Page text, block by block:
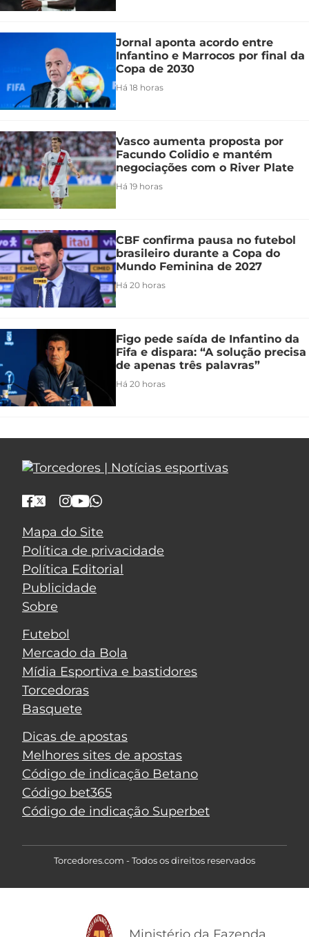
Jornal aponta acordo entre
Infantino e Marrocos por final da
Copa de 2030
Há 18 horas
Vasco aumenta proposta por
Facundo Colidio e mantém
negociações com o River Plate
Há 19 horas
CBF confirma pausa no futebol
brasileiro durante a Copa do
Mundo Feminina de 2027
Há 20 horas
Figo pede saída de Infantino da
Fifa e dispara: “A solução precisa
de apenas três palavras”
Há 20 horas
Mapa do Site
Política de privacidade
Política Editorial
Publicidade
Sobre
Futebol
Mercado da Bola
Mídia Esportiva e bastidores
Torcedoras
Basquete
Dicas de apostas
Melhores sites de apostas
Código de indicação Betano
Código bet365
Código de indicação Superbet
Torcedores.com - Todos os direitos reservados